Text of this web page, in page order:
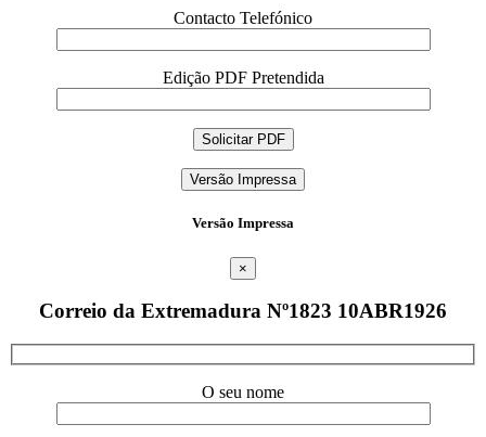
Contacto Telefónico
Edição PDF Pretendida
Versão Impressa
Versão Impressa
×
Correio da Extremadura Nº1823 10ABR1926
O seu nome